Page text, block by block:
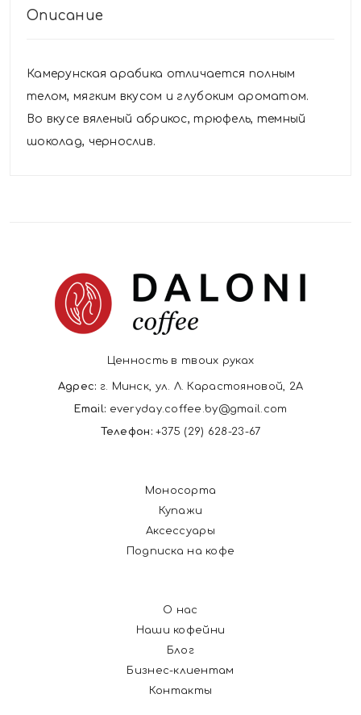
Описание
Камерунская арабика отличается полным
телом, мягким вкусом и глубоким ароматом.
Во вкусе вяленый абрикос, трюфель, темный
шоколад, чернослив.
Ценность в твоих руках
Адрес: г. Минск, ул. Л. Карастояновой, 2А
Email: everyday.coffee.by@gmail.com
Телефон: +375 (29) 628-23-67
Моносорта
Купажи
Аксессуары
Подписка на кофе
О нас
Наши кофейни
Блог
Бизнес-клиентам
Контакты